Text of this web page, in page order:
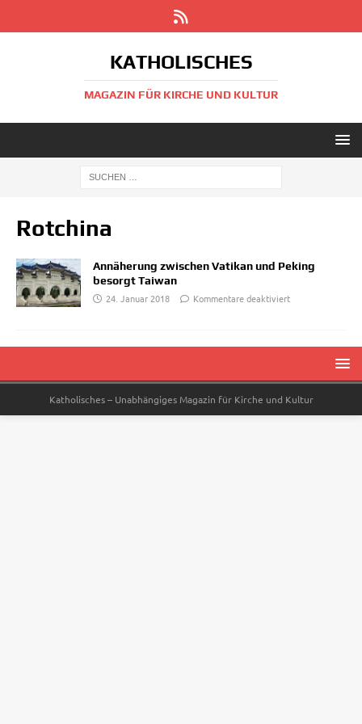
KATHOLISCHES
MAGAZIN FÜR KIRCHE UND KULTUR
Rotchina
Annäherung zwischen Vatikan und Peking
besorgt Taiwan
24. Januar 2018
Kommentare deaktiviert
Katholisches – Unabhängiges Magazin für Kirche und Kultur